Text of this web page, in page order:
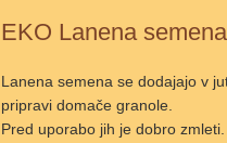
EKO Lanena semena
Lanena semena se dodajajo v
pripravi domače granole.
Pred uporabo jih je dobro zmleti.